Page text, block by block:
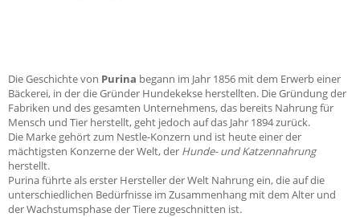
Die Geschichte von Purina begann im Jahr 1856 mit dem Erwerb einer
Bäckerei, in der die Gründer Hundekekse herstellten. Die Gründung der
Fabriken und des gesamten Unternehmens, das bereits Nahrung für
Mensch und Tier herstellt, geht jedoch auf das Jahr 1894 zurück.
Die Marke gehört zum Nestle-Konzern und ist heute einer der
mächtigsten Konzerne der Welt, der Hunde- und Katzennahrung
herstellt.
Purina führte als erster Hersteller der Welt Nahrung ein, die auf die
unterschiedlichen Bedürfnisse im Zusammenhang mit dem Alter und
der Wachstumsphase der Tiere zugeschnitten ist.